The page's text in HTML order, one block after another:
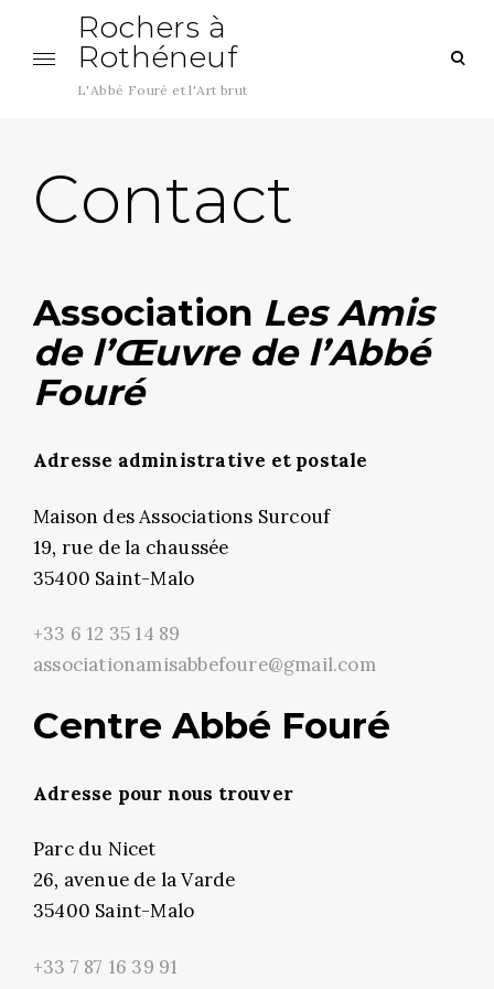
contenu
Rochers à
Rothéneuf
L'Abbé Fouré et l'Art brut
Contact
Association Les Amis
de l’Œuvre de l’Abbé
Fouré
Adresse administrative et postale
Maison des Associations Surcouf
19, rue de la chaussée
35400 Saint-Malo
+33 6 12 35 14 89
associationamisabbefoure@gmail.com
Centre Abbé Fouré
Adresse pour nous trouver
Parc du Nicet
26, avenue de la Varde
35400 Saint-Malo
+33 7 87 16 39 91